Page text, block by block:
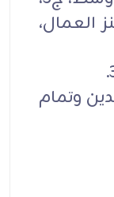
العمال،
وتمام